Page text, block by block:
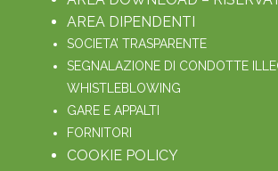
AREA DIPENDENTI
SOCIETA’ TRASPARENTE
SEGNALAZIONE DI CONDOTTE
WHISTLEBLOWING
GARE E APPALTI
FORNITORI
COOKIE POLICY